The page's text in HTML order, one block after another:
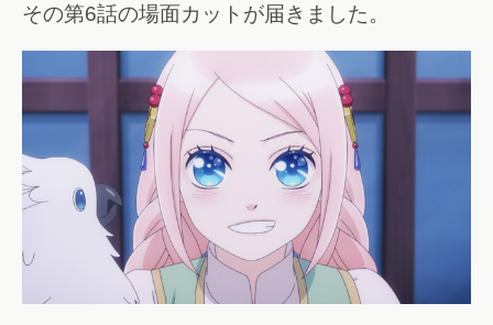
その第6話の場面カットが届きました。